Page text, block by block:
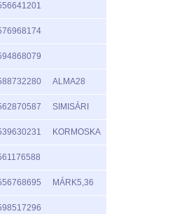
ALMA28
SIMISÁRI
KORMOSKA
MÁRK5,36